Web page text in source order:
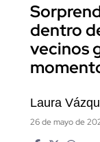
dentro
vecinos
Laura
26 de mayo de